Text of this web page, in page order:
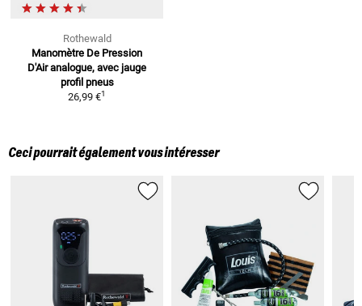
Rothewald
Manomètre De Pression
D'Air analogue, avec jauge
profil pneus
26,99 €1
Ceci pourrait également vous intéresser